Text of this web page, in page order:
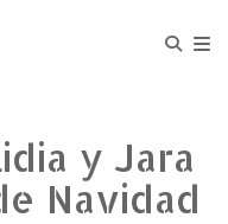
y Jara
Navidad